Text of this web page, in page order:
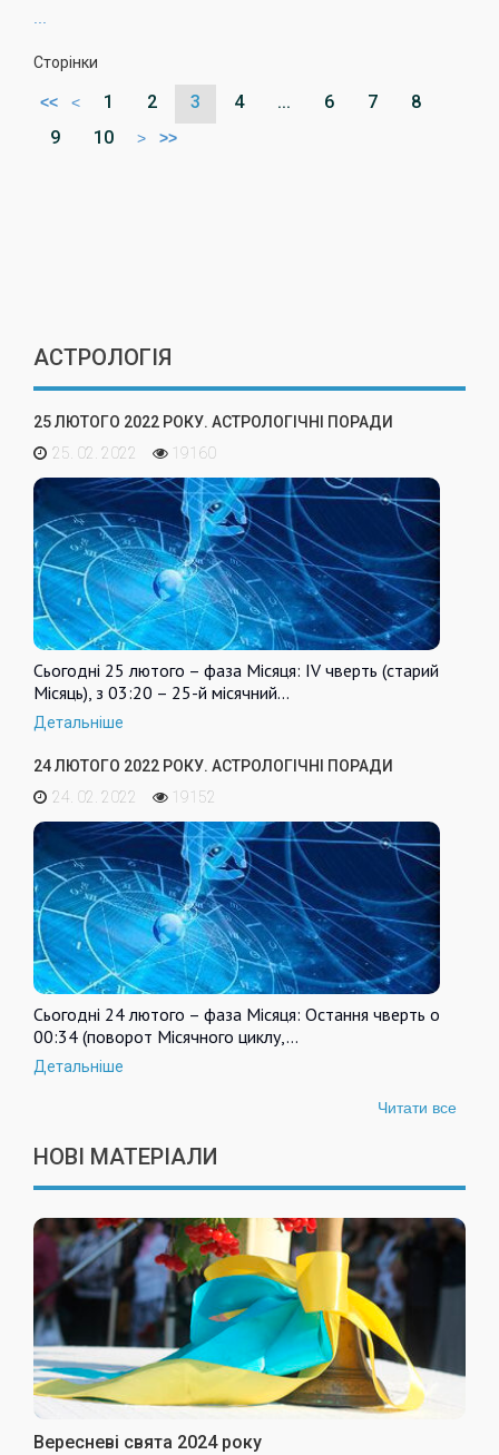
...
Сторінки
<< < 1 2 3 4 ... 6 7
8
9
10 > >>
АСТРОЛОГІЯ
25 ЛЮТОГО 2022 РОКУ. АСТРОЛОГІЧНІ ПОРАДИ
25. 02. 2022
19160
Сьогодні 25 лютого – фаза Місяця: IV чверть (старий
Місяць), з 03:20 – 25-й місячний…
Детальніше
24 ЛЮТОГО 2022 РОКУ. АСТРОЛОГІЧНІ ПОРАДИ
24. 02. 2022
19152
Сьогодні 24 лютого – фаза Місяця: Остання чверть о
00:34 (поворот Місячного циклу,…
Детальніше
Читати все
НОВІ МАТЕРІАЛИ
Вересневі свята 2024 року